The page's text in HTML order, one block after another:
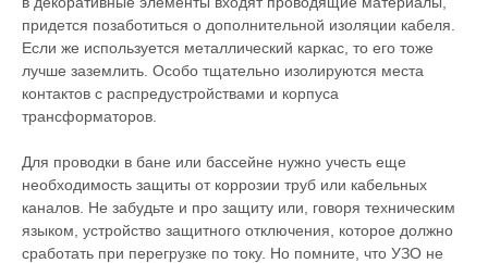
придется позаботиться о дополнительной изоляции кабеля.
Если же используется металлический каркас, то его тоже
лучше заземлить. Особо тщательно изолируются места
контактов с распредустройствами и корпуса
трансформаторов.
Для проводки в бане или бассейне нужно учесть еще
необходимость защиты от коррозии труб или кабельных
каналов. Не забудьте и про защиту или, говоря техническим
языком, устройство защитного отключения, которое должно
сработать при перегрузке по току. Но помните, что УЗО не